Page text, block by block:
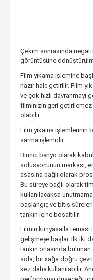
Çekim sonrasında
görüntüsüne
Film yıkama işlemine
hazır hale getirilir. Film
ve çok hızlı davranmayı
filminizin geri
olabilir.
Film yıkama işlemlerinin
sarma işlemidir.
Birinci banyo olarak
solüsyonunun markası,
asasına bağlı olarak
Bu süreye bağlı olarak
kullanılacaksa
başlangıç ve bitiş
tankın içine boşaltılır.
Filmin kimyasalla
gelişmeye başlar. İlk iki
tankın ortasında
sola, bir sağa doğru
kez daha kullanılabilir.